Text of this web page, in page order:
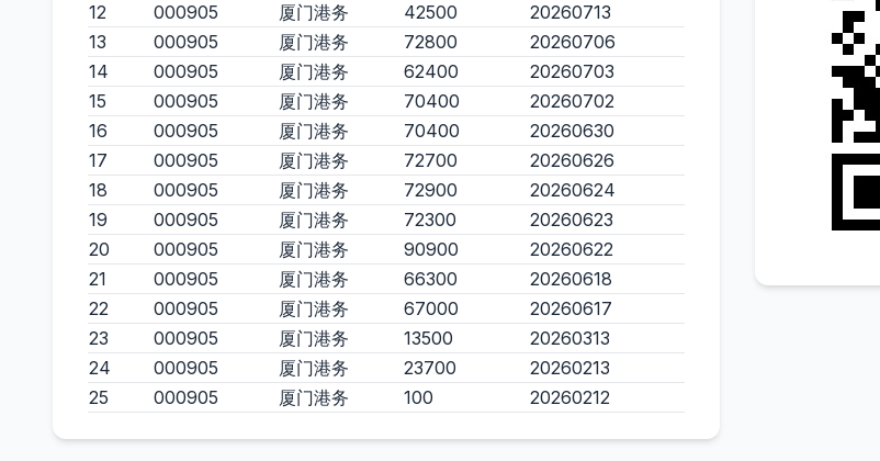
12
000905 厦门港务 42500
20260713
13
000905 厦门港务 72800
20260706
14
000905 厦门港务 62400
20260703
15
000905 厦门港务 70400
20260702
16
000905 厦门港务 70400
20260630
17
000905 厦门港务 72700
20260626
18
000905 厦门港务 72900
20260624
19
000905 厦门港务 72300
20260623
20
000905 厦门港务 90900
20260622
21
000905 厦门港务 66300
20260618
22
000905 厦门港务 67000
20260617
23
000905 厦门港务 13500
20260313
24
000905 厦门港务 23700
20260213
25
000905 厦门港务 100 20260212